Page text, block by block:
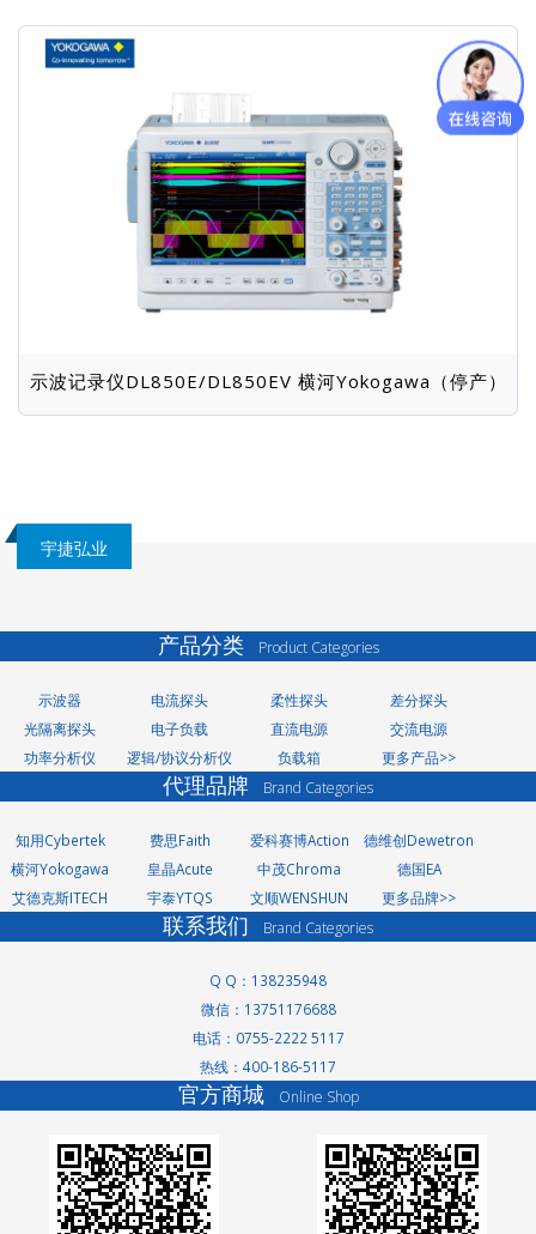
示波记录仪DL850E/DL850EV 横河Yokogawa（停产）
宇捷弘业
产品分类Product Categories
示波器 电流探头 柔性探头
差分探头
光隔离探头
电子负载 直流电源
交流电源
功率分析仪
逻辑/协议分析仪 负载箱 更多产品>>
代理品牌 Brand Categories
知用Cybertek 费思Faith 爱科赛博Action
德维创Dewetron
横河Yokogawa
皇晶Acute 中茂Chroma
德国EA
艾德克斯ITECH
宇泰YTQS 文顺WENSHUN 更多品牌>>
联系我们 Brand Categories
Q Q：138235948
微信：13751176688
电话：0755-2222 5117
热线：400-186-5117
官方商城Online Shop
洗轮机厂家
景观护栏
网络测试仪
家电玻璃
无轨转弯车
高低温交变湿热试